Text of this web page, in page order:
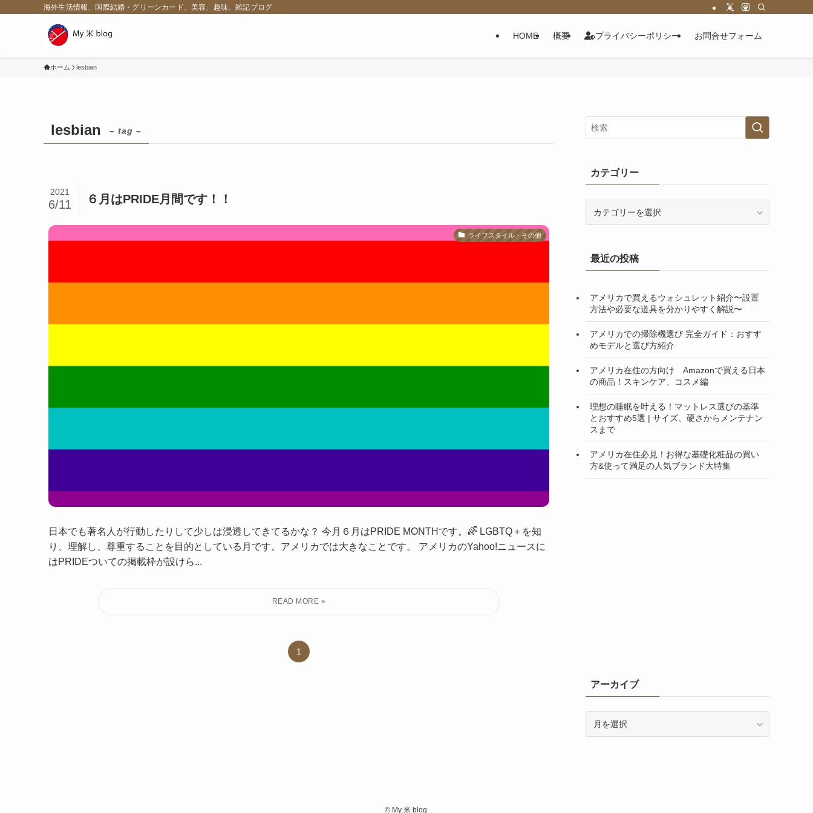
海外生活情報、国際結婚・グリーンカード、美容、趣味、雑記ブログ
HOME 概要 プライバシーポリシー お問合せフォーム
ホーム lesbian
lesbian – tag –
６月はPRIDE月間です！！
2021
6/11
ライフスタイル・その他
日本でも著名人が行動したりして少しは浸透してきてるかな？ 今月６月はPRIDE MONTHです。🌈 LGBTQ＋を知
り、理解し、尊重することを目的としている月です。アメリカでは大きなことです。 アメリカのYahoo!ニュースに
はPRIDEついての掲載枠が設けら...
1
カテゴリー
ー最近の投稿
アメリカで買えるウォシュレット紹介〜設置
方法や必要な道具を分かりやすく解説〜
アメリカでの掃除機選び 完全ガイド：おすす
めモデルと選び方紹介
アメリカ在住の方向け Amazonで買える日本
の商品！スキンケア、コスメ編
理想の睡眠を叶える！マットレス選びの基準
とおすすめ5選 | サイズ、硬さからメンテナン
スまで
アメリカ在住必見！お得な基礎化粧品の買い
方&使って満足の人気ブランド大特集
アーカイブ
©My 米 blog.